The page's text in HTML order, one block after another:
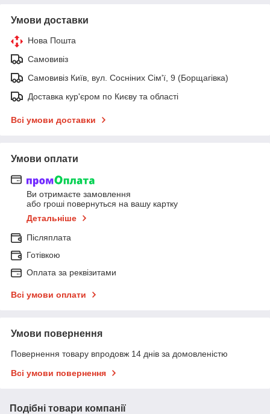
Умови доставки
Нова Пошта
Самовивіз
Самовивіз Київ, вул. Сосніних Сім'ї, 9 (Борщагівка)
Доставка кур'єром по Києву та області
Всі умови доставки
Умови оплати
Ви отримаєте замовлення
або гроші повернуться на вашу картку
Детальніше
Післяплата
Готівкою
Оплата за реквізитами
Всі умови оплати
Умови повернення
Повернення товару впродовж 14 днів за домовленістю
Всі умови повернення
Подібні товари компанії